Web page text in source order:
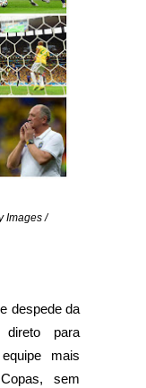
Images /
despede da
direto para
mais
sem